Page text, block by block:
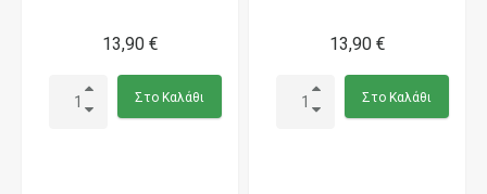
13,90 €
Στο Καλάθι
13,90 €
Στο Καλάθι